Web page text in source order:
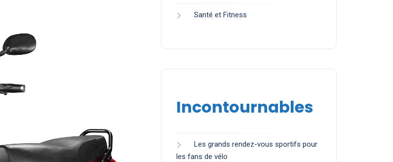
Santé et Fitness
Incontournables
Les grands rendez-vous sportifs pour
les fans de vélo